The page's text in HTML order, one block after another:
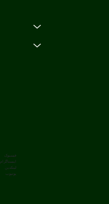
فیسبوک
اینستاگرام
لینکدین
یوتیوب